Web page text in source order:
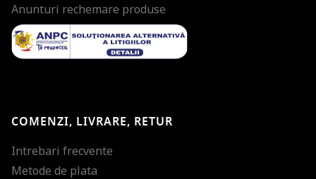
Anunturi rechemare produse
COMENZI, LIVRARE, RETUR
Intrebari frecvente
Metode de plata